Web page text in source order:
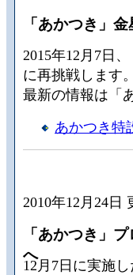
「あかつき」
2015年12月7日
に再挑戦します。
最新の情報は「
あかつき特
2010年12月24日
「あかつき」
へ
12月7日に実施